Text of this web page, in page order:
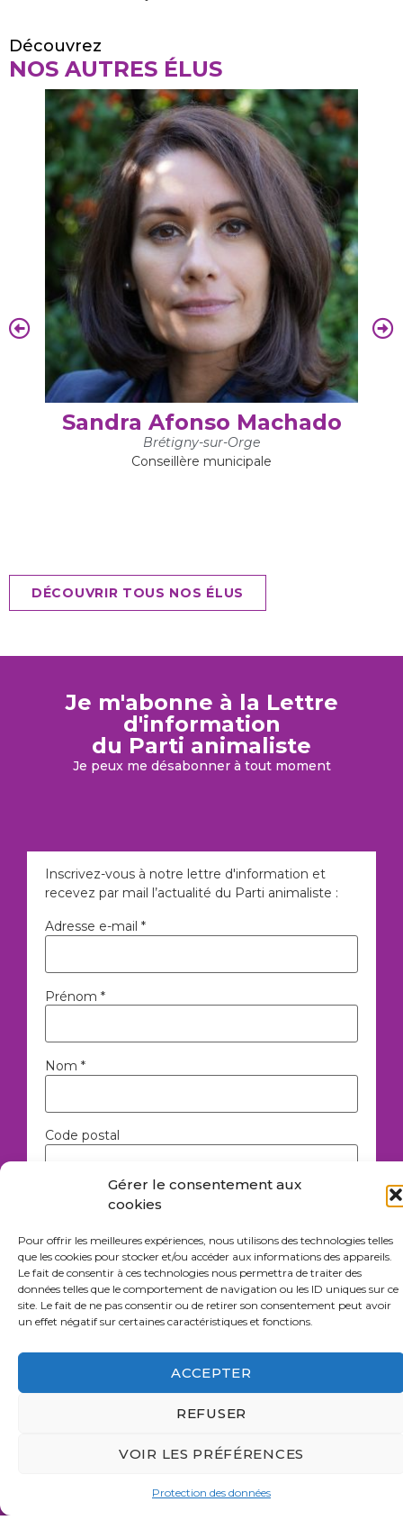
Gérer le consentement aux
cookies
Pour offrir les meilleures expériences, nous utilisons des technologies telles
que les cookies pour stocker et/ou accéder aux informations des appareils.
Le fait de consentir à ces technologies nous permettra de traiter des
données telles que le comportement de navigation ou les ID uniques sur ce
site. Le fait de ne pas consentir ou de retirer son consentement peut avoir
un effet négatif sur certaines caractéristiques et fonctions.
ACCEPTER
REFUSER
VOIR LES PRÉFÉRENCES
Protection des données
Découvrez
NOS AUTRES ÉLUS
Sandra Afonso Machado
Brétigny-sur-Orge
Conseillère municipale
DÉCOUVRIR TOUS NOS ÉLUS
Je m'abonne à la Lettre
d'information
du Parti animaliste
Je peux me désabonner à tout moment
Inscrivez-vous à notre lettre d'information et
recevez par mail l’actualité du Parti animaliste :
Adresse e-mail *
Prénom *
Nom *
Code postal
En renseignant votre code postal, vous pourrez recevoir l'actualité
nationale et celle de votre région. Pour l'étranger, saisissez
Le Parti animaliste utilisera les informations fournies dans ce
informations relatives à son activité. Vous pouvez changer d'avis à
tout moment en cliquant sur le lien de désinscription situé en bas de
chaque email que vous recevez de notre part, ou en
En cliquant ci-dessus pour soumettre ce formulaire, vous acceptez
que nous puissions traiter vos informations conformément à ces
termes. Nous utilisons Brevo comme plateforme de marketing
vous acceptez que les informations que vous fournissez seront
transmises à Brevo pour être traitées conformément àleur politique